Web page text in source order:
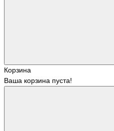
Корзина
Ваша корзина пуста!